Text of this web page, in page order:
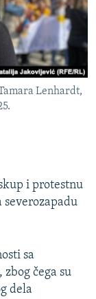
Lenhardt,
i protestnu
sa
čega su
dela